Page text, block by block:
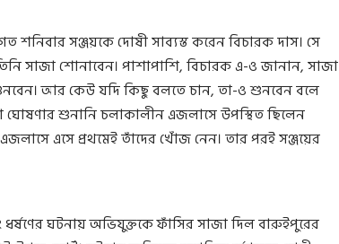
সঞ্জয়কে দোষী সাব্যস্ত করেন বিচারক দাস। সে
সাজা শোনাবেন। পাশাপাশি, বিচারক এ-ও জানান, সাজা
আর কেউ যদি কিছু বলতে চান, তা-ও শুনবেন বলে
ঘোষণার শুনানি চলাকালীন এজলাসে উপস্থিত ছিলেন
এজলাসে এসে প্রথমেই তাঁদের খোঁজ নেন। তার পরই সঞ্জয়ের
ঘটনায় অভিযুক্তকে ফাঁসির সাজা দিল বারুইপুরের